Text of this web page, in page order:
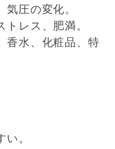
圧の変化。
トレス、肥満。
香水、化粧品、特
。